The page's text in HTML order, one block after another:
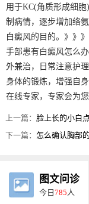
用于KC(角质形成细
制病情，逐步增加络
白癜风的目的。》》
手部患有白癜风怎么
外兼治，日常注意护
身体的锻炼，增强自
在线专家，专家会为您
上一篇：脸上长的小白
下一篇： 怎么确认胸部
图文问诊
今日785 人